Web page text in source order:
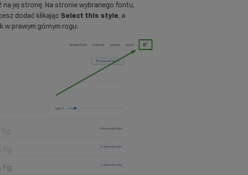
jej stronę. Na stronie wybranego fontu,
dodać klikając Select this style, a
w prawym górnym rogu: